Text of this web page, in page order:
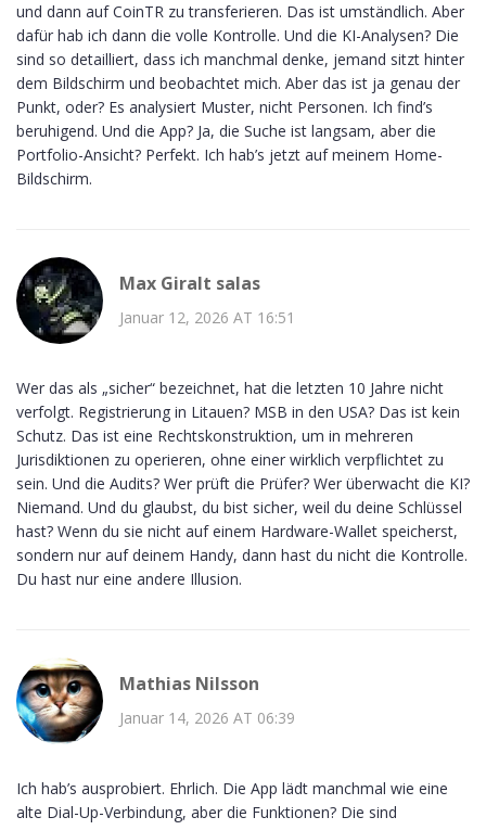
und dann auf CoinTR zu transferieren. Das ist umständlich. Aber
dafür hab ich dann die volle Kontrolle. Und die KI-Analysen? Die
sind so detailliert, dass ich manchmal denke, jemand sitzt hinter
dem Bildschirm und beobachtet mich. Aber das ist ja genau der
Punkt, oder? Es analysiert Muster, nicht Personen. Ich find’s
beruhigend. Und die App? Ja, die Suche ist langsam, aber die
Portfolio-Ansicht? Perfekt. Ich hab’s jetzt auf meinem Home-
Bildschirm.
Max Giralt salas
Januar 12, 2026 AT 16:51
Wer das als „sicher“ bezeichnet, hat die letzten 10 Jahre nicht
verfolgt. Registrierung in Litauen? MSB in den USA? Das ist kein
Schutz. Das ist eine Rechtskonstruktion, um in mehreren
Jurisdiktionen zu operieren, ohne einer wirklich verpflichtet zu
sein. Und die Audits? Wer prüft die Prüfer? Wer überwacht die KI?
Niemand. Und du glaubst, du bist sicher, weil du deine Schlüssel
hast? Wenn du sie nicht auf einem Hardware-Wallet speicherst,
sondern nur auf deinem Handy, dann hast du nicht die Kontrolle.
Du hast nur eine andere Illusion.
Mathias Nilsson
Januar 14, 2026 AT 06:39
Ich hab’s ausprobiert. Ehrlich. Die App lädt manchmal wie eine
alte Dial-Up-Verbindung, aber die Funktionen? Die sind